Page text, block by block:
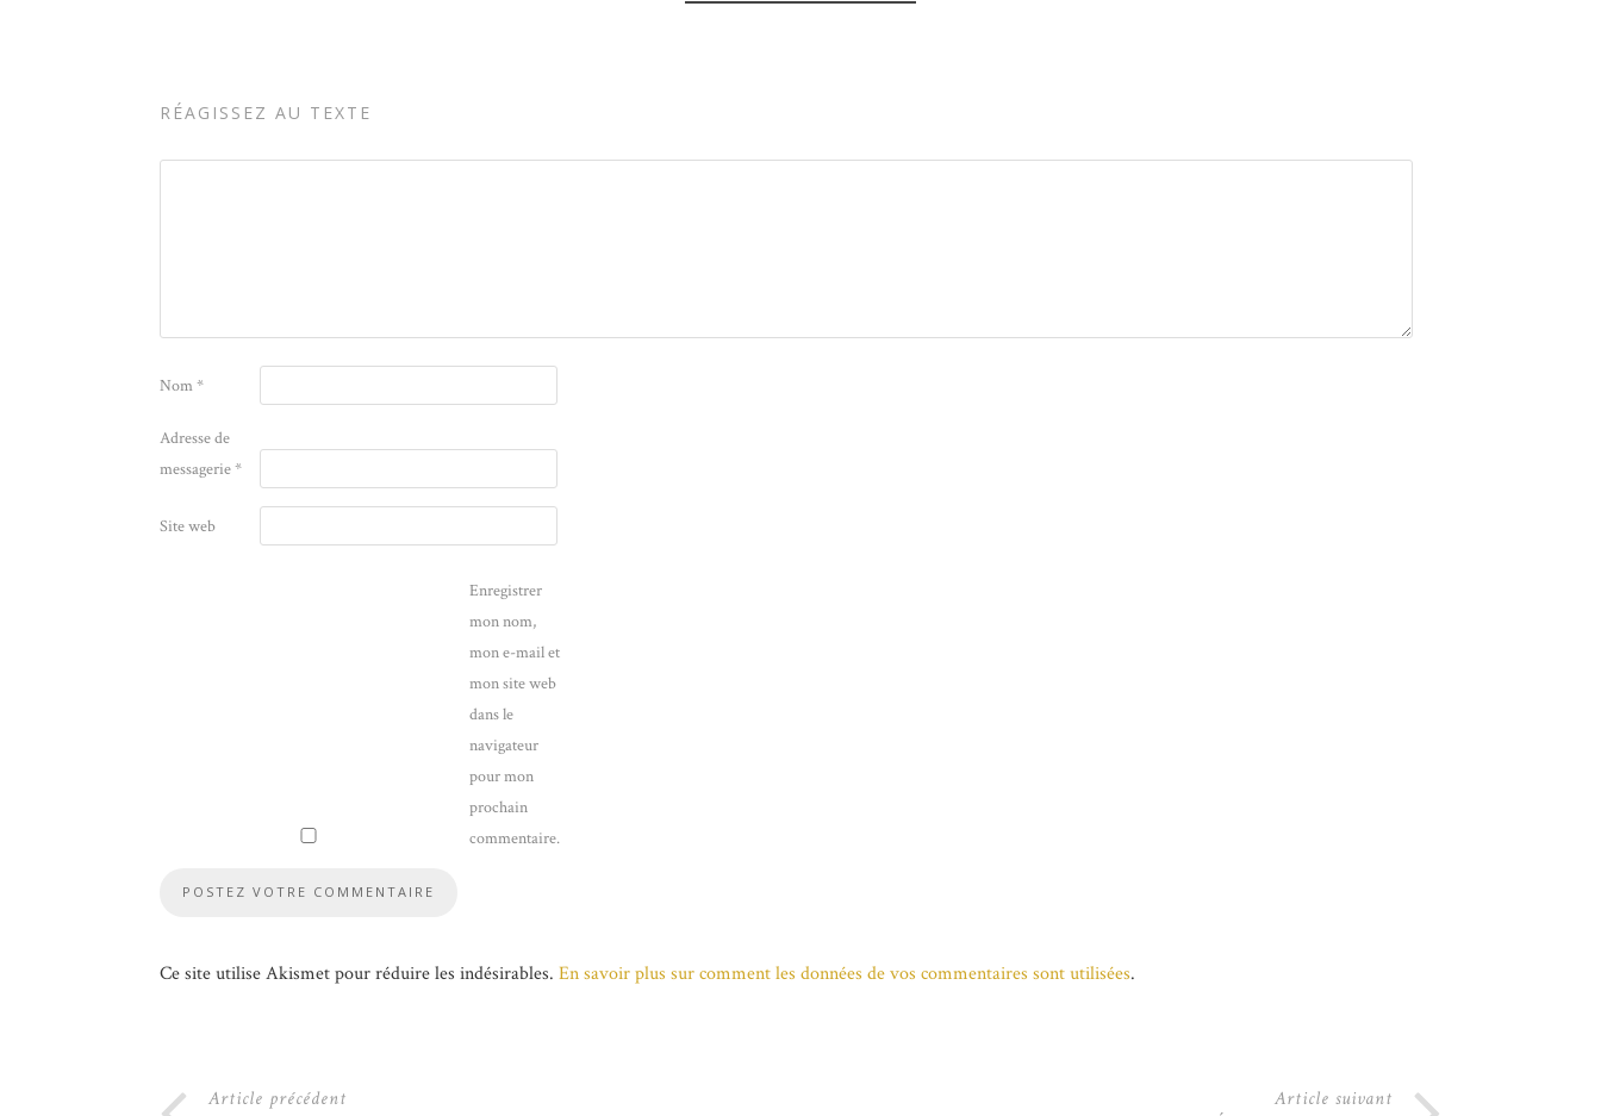
RÉAGISSEZ AU TEXTE
Nom*
Adresse de
messagerie*
Site web
Enregistrer
mon nom,
mon e-mail et
mon site web
dans le
navigateur
pour mon
prochain
commentaire.
Ce site utilise Akismet pour réduire les indésirables.En savoir plus sur comment les données de vos commentaires sont utilisées.
Article précédent Article suivant